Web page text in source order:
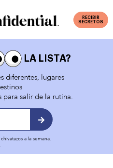
RECIBIR
SECRETOS
LA LISTA?
diferentes, lugares
para salir de la rutina.
a la semana.
.